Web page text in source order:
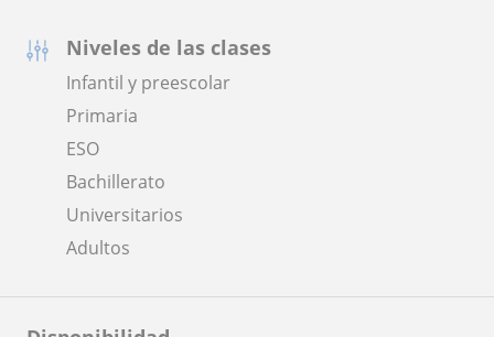
Niveles de las clases
Infantil y preescolar
Primaria
ESO
Bachillerato
Universitarios
Adultos